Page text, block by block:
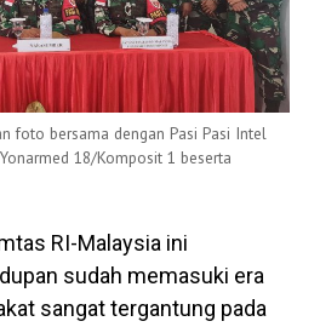
foto bersama dengan Pasi Pasi Intel
18/Komposit 1 beserta
RI-Malaysia ini
sudah memasuki era
sangat tergantung pada